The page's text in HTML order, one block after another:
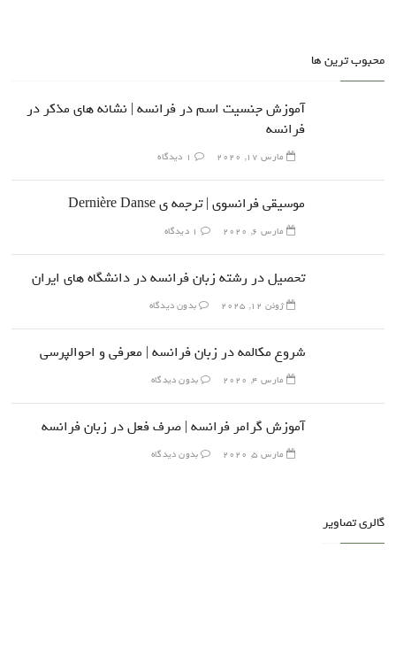
محبوب ترین ها
آموزش جنسیت اسم در فرانسه | نشانه های مذکر در
فرانسه
مارس 17, 2020 1 دیدگاه
موسیقی فرانسوی | ترجمه ی Dernière Danse
مارس 6, 2020 1 دیدگاه
تحصیل در رشته زبان فرانسه در دانشگاه های ایران
ژوئن 12, 2025 بدون دیدگاه
شروع مکالمه در زبان فرانسه | معرفی و احوالپرسی
مارس 4, 2020 بدون دیدگاه
آموزش گرامر فرانسه | صرف فعل در زبان فرانسه
مارس 5, 2020 بدون دیدگاه
گالری تصاویر